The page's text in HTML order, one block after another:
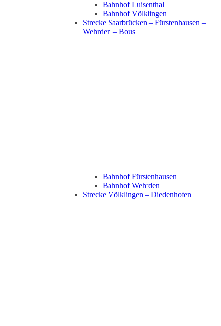
Bahnhof Luisenthal
Bahnhof Völklingen
Strecke Saarbrücken – Fürstenhausen –
Wehrden – Bous
Bahnhof Fürstenhausen
Bahnhof Wehrden
Strecke Völklingen – Diedenhofen